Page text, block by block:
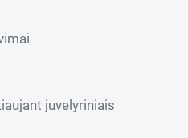
juvelyriniais